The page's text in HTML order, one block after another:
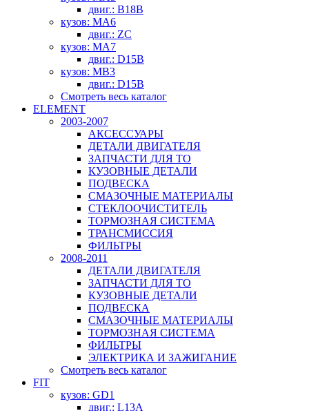
двиг.: B18B
кузов: MA6
двиг.: ZC
кузов: MA7
двиг.: D15B
кузов: MB3
двиг.: D15B
Смотреть весь каталог
ELEMENT
2003-2007
АКСЕССУАРЫ
ДЕТАЛИ ДВИГАТЕЛЯ
ЗАПЧАСТИ ДЛЯ ТО
КУЗОВНЫЕ ДЕТАЛИ
ПОДВЕСКА
СМАЗОЧНЫЕ МАТЕРИАЛЫ
СТЕКЛООЧИСТИТЕЛЬ
ТОРМОЗНАЯ СИСТЕМА
ТРАНСМИССИЯ
ФИЛЬТРЫ
2008-2011
ДЕТАЛИ ДВИГАТЕЛЯ
ЗАПЧАСТИ ДЛЯ ТО
КУЗОВНЫЕ ДЕТАЛИ
ПОДВЕСКА
СМАЗОЧНЫЕ МАТЕРИАЛЫ
ТОРМОЗНАЯ СИСТЕМА
ФИЛЬТРЫ
ЭЛЕКТРИКА И ЗАЖИГАНИЕ
Смотреть весь каталог
FIT
кузов: GD1
двиг.: L13A